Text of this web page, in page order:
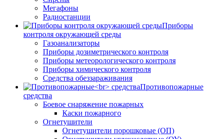
Мегафоны
Радиостанции
Приборы
контроля окружающей среды
Газоанализаторы
Приборы дозиметрического контроля
Приборы метеорологического контроля
Приборы химического контроля
Средства обеззараживания
Противопожарные
средства
Боевое снаряжение пожарных
Каски пожарного
Огнетушители
Огнетушители порошковые (ОП)